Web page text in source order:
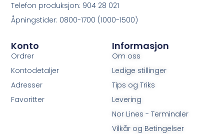
Informasjon
Om oss
Ledige stillinger
Tips og Triks
Levering
Nor Lines - Terminaler
Vilkår og Betingelser
Konto
Ordrer
Kontodetaljer
Adresser
Favoritter
Telefon produksjon: 904 28 021
Åpningstider: 0800-1700 (1000-1500)